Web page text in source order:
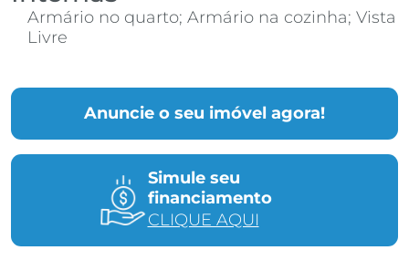
Anuncie o seu imóvel agora!
Simule seu
financiamento
CLIQUE AQUI
Armário no quarto; Armário na cozinha; Vista
Livre